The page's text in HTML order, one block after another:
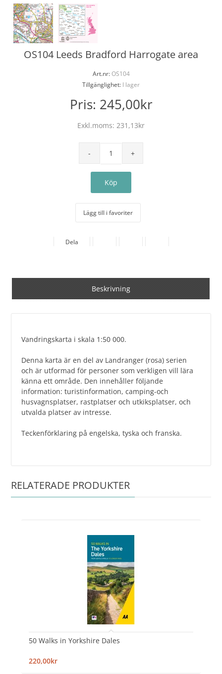
OS104 Leeds Bradford Harrogate area
Art.nr:OS104
Tillgänglighet: I lager
Pris: 245,00kr
Exkl.moms: 231,13kr
Lägg till i favoriter
Dela
Beskrivning
Vandringskarta i skala 1:50 000.
Denna karta är en del av Landranger (rosa) serien
och är utformad för personer som verkligen vill lära
känna ett område. Den innehåller följande
information: turistinformation, camping-och
husvagnsplatser, rastplatser och utkiksplatser, och
utvalda platser av intresse.
Teckenförklaring på engelska, tyska och franska.
RELATERADE PRODUKTER
50 Walks in Yorkshire Dales
220,00kr